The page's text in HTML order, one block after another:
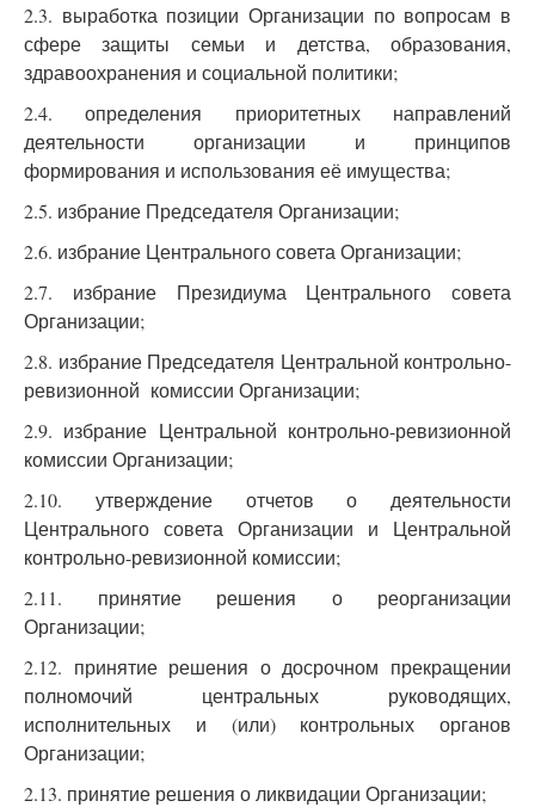
2.3. выработка позиции Организации по вопросам в
сфере защиты семьи и детства, образования,
здравоохранения и социальной политики;
2.4. определения приоритетных направлений
деятельности организации и принципов
формирования и использования её имущества;
2.5. избрание Председателя Организации;
2.6. избрание Центрального совета Организации;
2.7. избрание Президиума Центрального совета
Организации;
2.8. избрание Председателя Центральной контрольно-
ревизионной комиссии Организации;
2.9. избрание Центральной контрольно-ревизионной
комиссии Организации;
2.10. утверждение отчетов о деятельности
Центрального совета Организации и Центральной
контрольно-ревизионной комиссии;
2.11. принятие решения о реорганизации
Организации;
2.12. принятие решения о досрочном прекращении
полномочий центральных руководящих,
исполнительных и (или) контрольных органов
Организации;
2.13. принятие решения о ликвидации Организации;